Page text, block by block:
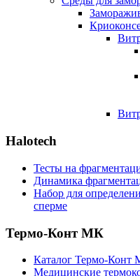
Halotech
Тесты на
Динамика
Набор для
сперме
Термо-Конт МК
Каталог Термо-Конт
Медицинские